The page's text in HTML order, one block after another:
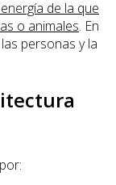
de la que
o animales. En
personas y la